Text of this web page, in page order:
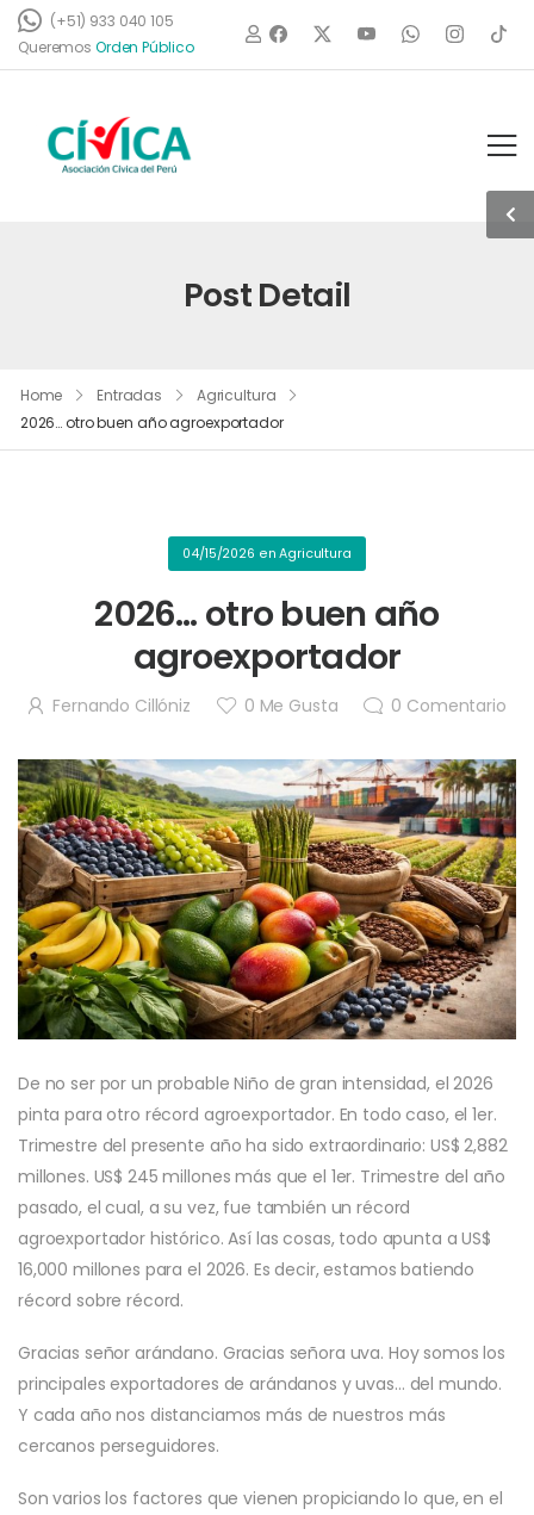
(+51) 933 040 105
Queremos Orden Público
Post Detail
Home Entradas
Agricultura
2026… otro buen año agroexportador
04/15/2026 enAgricultura
2026… otro buen año
agroexportador
Fernando Cillóniz 0 Me Gusta 0 Comentario
De no ser por un probable Niño de gran intensidad, el 2026
pinta para otro récord agroexportador. En todo caso, el 1er.
Trimestre del presente año ha sido extraordinario: US$ 2,882
millones. US$ 245 millones más que el 1er. Trimestre del año
pasado, el cual, a su vez, fue también un récord
agroexportador histórico. Así las cosas, todo apunta a US$
16,000 millones para el 2026. Es decir, estamos batiendo
récord sobre récord.
Gracias señor arándano. Gracias señora uva. Hoy somos los
principales exportadores de arándanos y uvas… del mundo.
Y cada año nos distanciamos más de nuestros más
cercanos perseguidores.
Son varios los factores que vienen propiciando lo que, en el